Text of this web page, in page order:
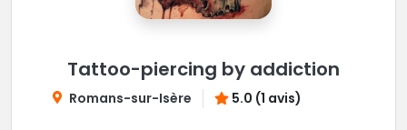
Tattoo-piercing by addiction
Romans-sur-Isère 5.0 (1 avis)